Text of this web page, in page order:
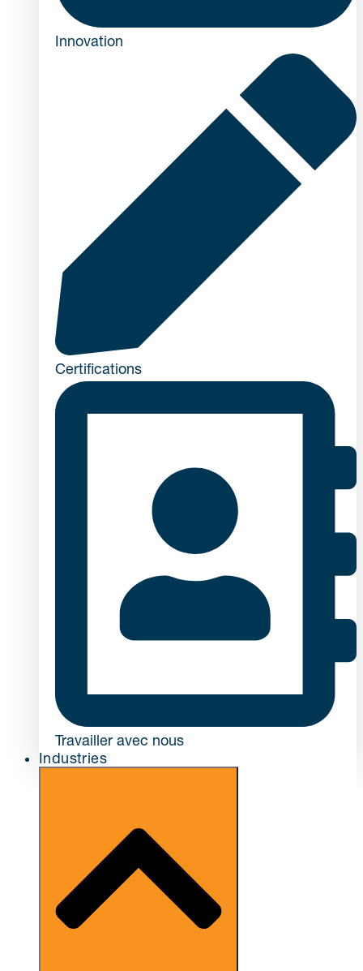
Innovation
Certifications
Travailler avec nous
Industries